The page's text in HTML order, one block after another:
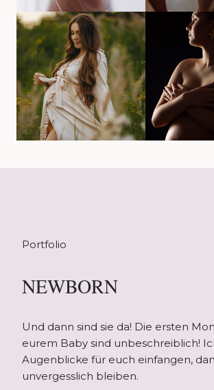
Portfolio
NEWBORN
Und dann sind sie da! Die ersten
eurem Baby sind unbeschreiblich!
Augenblicke für euch einfangen,
unvergesslich bleiben.